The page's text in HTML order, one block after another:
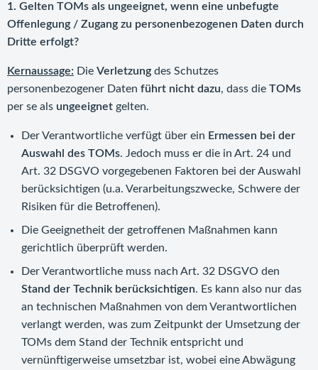
1. Gelten TOMs als ungeeignet, wenn eine unbefugte
Offenlegung / Zugang zu personenbezogenen Daten durch
Dritte erfolgt?
Kernaussage: Die Verletzung des Schutzes
personenbezogener Daten führt nicht dazu, dass die TOMs
per se als ungeeignet gelten.
Der Verantwortliche verfügt über ein Ermessen bei der
Auswahl des TOMs. Jedoch muss er die in Art. 24 und
Art. 32 DSGVO vorgegebenen Faktoren bei der Auswahl
berücksichtigen (u.a. Verarbeitungszwecke, Schwere der
Risiken für die Betroffenen).
Die Geeignetheit der getroffenen Maßnahmen kann
gerichtlich überprüft werden.
Der Verantwortliche muss nach Art. 32 DSGVO den
Stand der Technik berücksichtigen. Es kann also nur das
an technischen Maßnahmen von dem Verantwortlichen
verlangt werden, was zum Zeitpunkt der Umsetzung der
TOMs dem Stand der Technik entspricht und
vernünftigerweise umsetzbar ist, wobei eine Abwägung